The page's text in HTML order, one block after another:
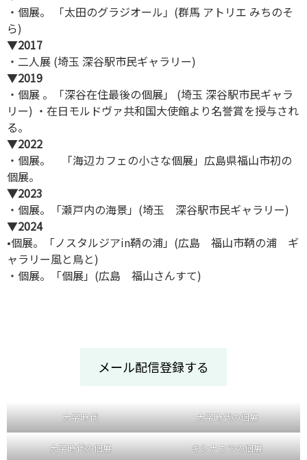
・個展。 「太田のグラジオール」(群馬 アトリエ みちのそ
ら)
▼2017
・二人展 (埼玉 深谷駅市民ギャラリー)
▼2019
・個展 。「深谷在住最後の個展」 (埼玉 深谷駅市民ギャラ
リー) ・在日モルドヴァ共和国大使館より名誉賞を授与され
る。
▼2022
・個展。 「海辺カフェの小さな個展」広島県福山市初の
個展。
▼2023
・個展。「瀬戸内の海景」(埼玉 深谷駅市民ギャラリー)
▼2024
•個展。「ノスタルジアin鞆の浦」(広島 福山市鞆の浦 ギ
ャラリー風と鳥と)
・個展。「個展」(広島 福山さんすて)
メール配信登録する
大学時代 大学時代の個展
大学時代の個展 キシナウでの個展